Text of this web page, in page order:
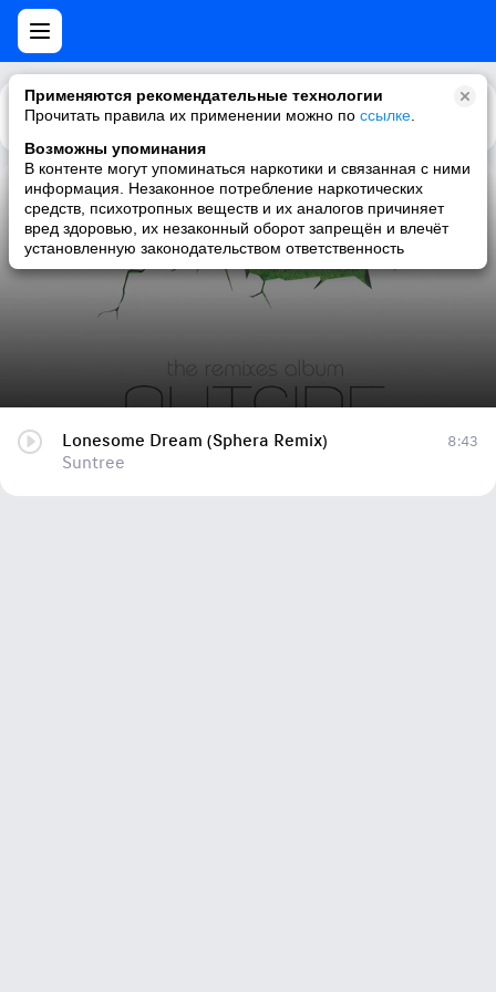
Применяются рекомендательные технологии
Прочитать правила их применении можно по ссылке
Возможны упоминания
В контенте могут упоминаться наркотики и связанная с ними
информация. Незаконное потребление наркотических
средств, психотропных веществ и их аналогов причиняет
вред здоровью, их незаконный оборот запрещён и влечёт
установленную законодательством ответственность
Каталог Рекомендации
Lonesome Dream (Sphera Remix)
Suntree
Lonesome Dream (Sphera Remix)
Suntree
8:43